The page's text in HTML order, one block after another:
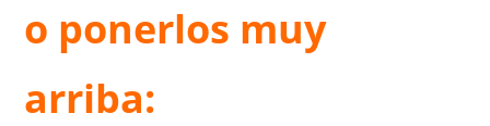
o ponerlos muy
arriba: